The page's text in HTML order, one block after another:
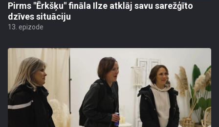
Pirms "Ērkšķu" fināla Ilze atklāj savu sarežģīto
dzīves situāciju
13. epizode